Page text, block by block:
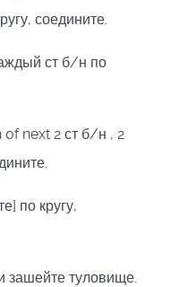
соедините.
ст б/н по
of next 2 ст б/н , 2
по кругу,
зашейте туловище.